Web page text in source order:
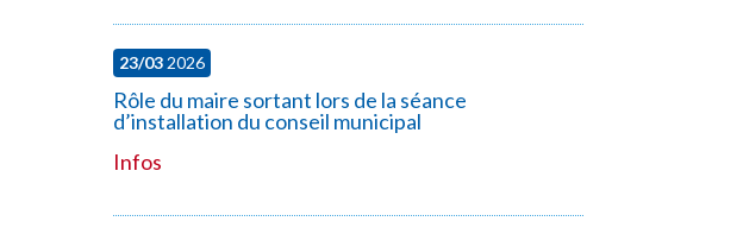
23/032026
Rôle du maire sortant lors de la séance
d’installation du conseil municipal
Infos